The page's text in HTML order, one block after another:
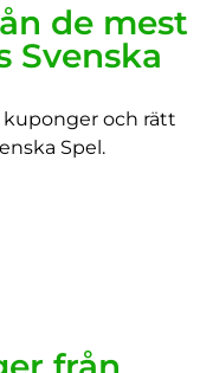
de mest
Svenska
kuponger och rätt
Spel.